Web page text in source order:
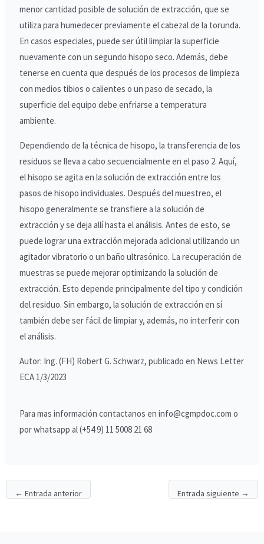
menor cantidad posible de solución de extracción, que se
utiliza para humedecer previamente el cabezal de la torunda.
En casos especiales, puede ser útil limpiar la superficie
nuevamente con un segundo hisopo seco. Además, debe
tenerse en cuenta que después de los procesos de limpieza
con medios tibios o calientes o un paso de secado, la
superficie del equipo debe enfriarse a temperatura
ambiente.
Dependiendo de la técnica de hisopo, la transferencia de los
residuos se lleva a cabo secuencialmente en el paso 2. Aquí,
el hisopo se agita en la solución de extracción entre los
pasos de hisopo individuales. Después del muestreo, el
hisopo generalmente se transfiere a la solución de
extracción y se deja allí hasta el análisis. Antes de esto, se
puede lograr una extracción mejorada adicional utilizando un
agitador vibratorio o un baño ultrasónico. La recuperación de
muestras se puede mejorar optimizando la solución de
extracción. Esto depende principalmente del tipo y condición
del residuo. Sin embargo, la solución de extracción en sí
también debe ser fácil de limpiar y, además, no interferir con
el análisis.
Autor: Ing. (FH) Robert G. Schwarz, publicado en News Letter
ECA 1/3/2023
Para mas información contactanos en info@cgmpdoc.com o
por whatsapp al (+54 9) 11 5008 21 68
← Entrada anterior Entrada siguiente →